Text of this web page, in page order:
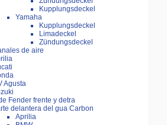
Kupplungsdeckel
Yamaha
Kupplungsdeckel
Limadeckel
Zündungsdeckel
de aire
Agusta
Fender frente y detra
delantera del gua Carbon
Aprilia